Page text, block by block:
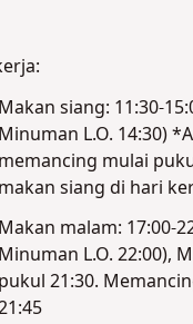
Makan siang: 11:30-
Minuman L.O. 14:30)
memancing mulai
makan siang di hari
Makan malam: 17:00-
Minuman L.O. 22:00),
pukul 21:30.